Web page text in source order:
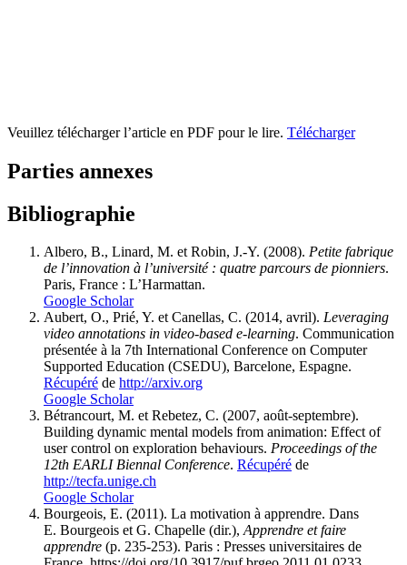
Veuillez télécharger l’article en PDF pour le lire. Télécharger
Parties annexes
Bibliographie
Albero, B., Linard, M. et Robin, J.-Y. (2008). Petite fabrique
de l’innovation à l’université : quatre parcours de pionniers.
Paris, France : L’Harmattan.
Google Scholar
Aubert, O., Prié, Y. et Canellas, C. (2014, avril). Leveraging
video annotations in video-based e-learning. Communication
présentée à la 7th International Conference on Computer
Supported Education (CSEDU), Barcelone, Espagne.
Récupéré de http://arxiv.org
Google Scholar
Bétrancourt, M. et Rebetez, C. (2007, août-septembre).
Building dynamic mental models from animation: Effect of
user control on exploration behaviours. Proceedings of the
12th EARLI Biennal Conference. Récupéré de
http://tecfa.unige.ch
Google Scholar
Bourgeois, E. (2011). La motivation à apprendre. Dans
E. Bourgeois et G. Chapelle (dir.),Apprendre et faire
apprendre (p. 235-253). Paris : Presses universitaires de